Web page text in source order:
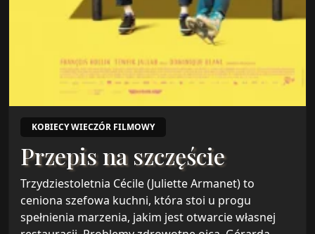
KOBIECY WIECZÓR FILMOWY
Przepis na szczęście
Trzydziestoletnia Cécile (Juliette Armanet) to
ceniona szefowa kuchni, która stoi u progu
spełnienia marzenia, jakim jest otwarcie własnej